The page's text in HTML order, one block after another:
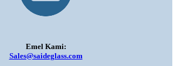
Emel Kami:
Sales@saideglass.com